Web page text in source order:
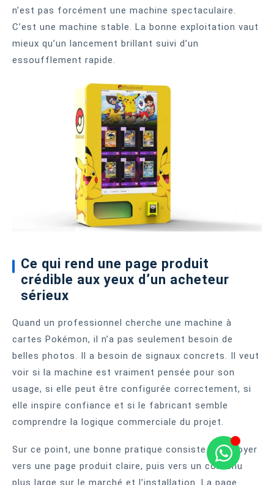
n’est pas forcément une machine spectaculaire.
C’est une machine stable. La bonne exploitation vaut
mieux qu’un lancement brillant suivi d’un
essoufflement rapide.
Ce qui rend une page produit
crédible aux yeux d’un acheteur
sérieux
Quand un professionnel cherche une machine à
cartes Pokémon, il n’a pas seulement besoin de
belles photos. Il a besoin de signaux concrets. Il veut
voir si la machine est vraiment pensée pour son
usage, si elle peut être configurée correctement, si
elle inspire confiance et si le fabricant semble
comprendre la logique commerciale du projet.
Sur ce point, une bonne pratique consiste à renvoyer
vers une page produit claire, puis vers un contenu
plus large sur le marché et l’installation. La page